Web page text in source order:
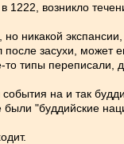
1222, возникло
никакой
засухи, может
то типы
на и так
"буддийские